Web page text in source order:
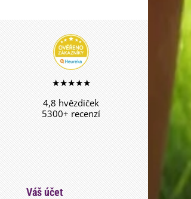
★★★★★
4,8 hvězdiček
5300+ recenzí
Váš účet